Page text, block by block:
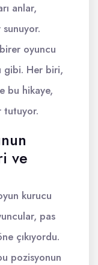
anlar,
oyuncu
gibi. Her biri,
bu hikaye,
tutuyor.
ve
kurucu
pas
çıkıyordu.
pozisyonun